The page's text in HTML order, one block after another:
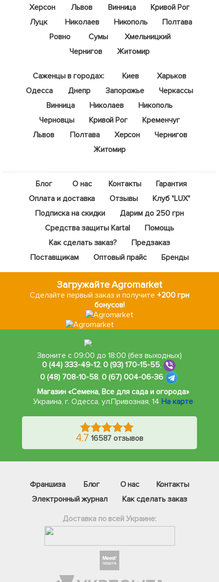
Херсон
Львов Винница
Кривой Рог
Луцк
Николаев Никополь
Полтава
Ровно
Сумы
Хмельницкий
Чернигов
Житомир
Саженцы в городах: Киев
Харьков
Одесса
Днепр Запорожье
Черкассы
Винница
Николаев
Никополь
Черновцы
Кривой Рог
Кременчуг
Львов
Полтава Херсон
Чернигов
Житомир
Блог О нас Контакты
Гарантия
Оплата и доставка
Отзывы
Клуб "LUX"
Подписка на скидки
Дарим до 250 грн
Средства защиты Kartal
Помощь
Как сделать заказ?
Предзаказ
Поставщикам
Оптовый прайс Бренды
Загружайте Agromarket
Сделайте первый заказ и получите +200 грн
бонусов!
Звоните с 09:00 до 18:00 (без выходных)
0 (44) 333-49-12,0 (93) 170-15-55,
0 (48) 708-10-58, 0 (67) 004-06-36
Магазин «Семена, Все для сада и огорода»
Украина, г. Одесса, ул.Привозная, 14 На карте
4.7 16587 отзывов
Франшиза Блог О нас
Контакты
Электронный журнал
Как сделать заказ
Доставка по всей Украине: